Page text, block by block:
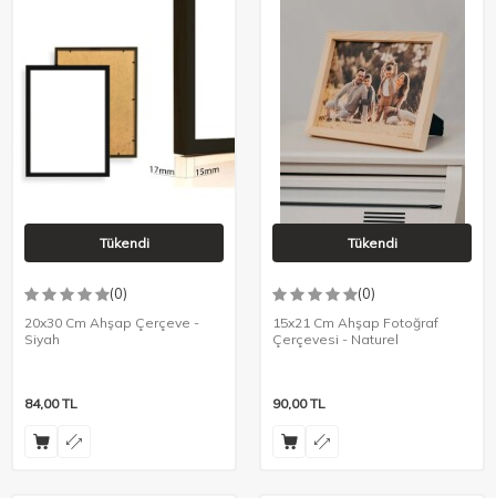
Tükendi
(0)
20x30 Cm Ahşap Çerçeve -
Siyah
84,00TL
Tükendi
(0)
15x21 Cm Ahşap Fotoğraf
Çerçevesi - Naturel
90,00TL